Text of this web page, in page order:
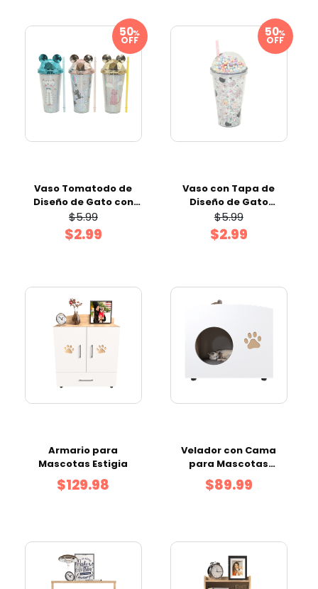
%
OFF
Vaso Tomatodo de
Diseño de Gato con
Tapa 380 ml Surtido
$5.99
$2.99
%
OFF
Vaso con Tapa de
Diseño de Gato
Surtido 450 ml
$5.99
$2.99
Armario para
Mascotas Estigia
$129.98
Velador con Cama
para Mascotas
Ganges
$89.99